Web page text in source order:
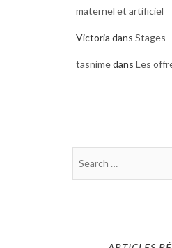
maternel et artificiel
Victoria dans Stages
tasnimedans Les